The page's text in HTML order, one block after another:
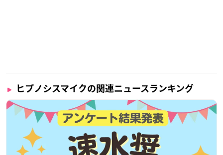
ヒプノシスマイクの関連ニュースランキング